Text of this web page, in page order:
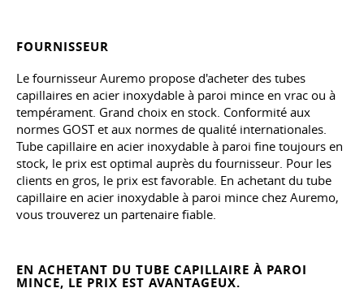
FOURNISSEUR
Le fournisseur Auremo propose d'acheter des tubes
capillaires en acier inoxydable à paroi mince en vrac ou à
tempérament. Grand choix en stock. Conformité aux
normes GOST et aux normes de qualité internationales.
Tube capillaire en acier inoxydable à paroi fine toujours en
stock, le prix est optimal auprès du fournisseur. Pour les
clients en gros, le prix est favorable. En achetant du tube
capillaire en acier inoxydable à paroi mince chez Auremo,
vous trouverez un partenaire fiable.
EN ACHETANT DU TUBE CAPILLAIRE À PAROI
MINCE, LE PRIX EST AVANTAGEUX.